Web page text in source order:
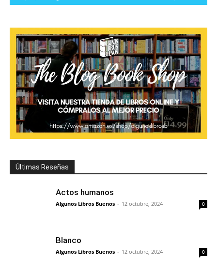
Últimas Reseñas
Actos humanos
Algunos Libros Buenos - 12 octubre, 2024 0
Blanco
Algunos Libros Buenos - 12 octubre, 2024 0